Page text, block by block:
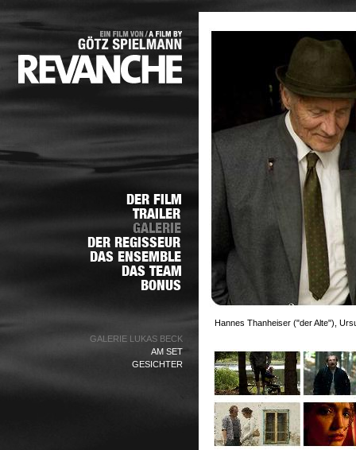
GALERIE LUKAS BECK
AM SET
GESICHTER
Hannes Thanheiser ("der Alte"),